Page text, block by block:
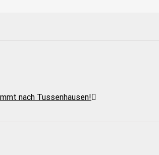
nach Tussenhausen!